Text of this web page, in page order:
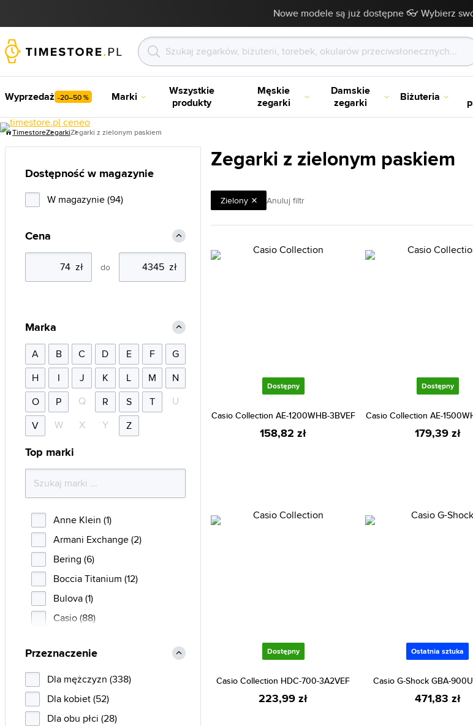
Nowe modele są już dostępne 👓 Wybierz
Wyprzedaż -20–50 % Marki
Wszystkie
produkty
Męskie
zegarki
Damskie
zegarki
Biżuteria
TimestoreZegarkiZegarki z zielonym paskiem
Zegarki z zielonym paskiem
Zielony Anuluj filtr
Dostępny
Casio Collection AE-1200WHB-3BVEF
158,82 zł
Dostępny
Casio Collection AE-
179,39 zł
Dostępny
Casio Collection HDC-700-3A2VEF
223,99 zł
Ostatnia sztuka
Casio G-Shock GBA-
471,83 zł
Dostępność w magazynie
W magazynie (94)
Cena
do
Marka
A B C D E F
G
H
I J K L M
N
O
P Q R S T
U
V
W X Y Z
Top marki
Anne Klein (1)
Armani Exchange (2)
Bering (6)
Boccia Titanium (12)
Bulova (1)
Casio (88)
Daniel Klein (8)
Daniel Wellington (1)
Diesel (5)
DKNY (3)
Przeznaczenie
Dla mężczyzn (338)
Dla kobiet (52)
Dla obu płci (28)